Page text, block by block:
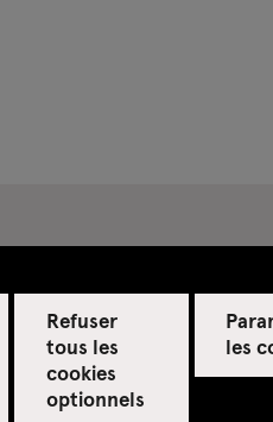
Refuser
tous les
cookies
optionnels
les